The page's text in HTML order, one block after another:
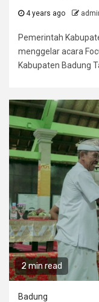
4 years ago
Pemerintah
menggelar acara
Kabupaten Badung
2 min read
Badung